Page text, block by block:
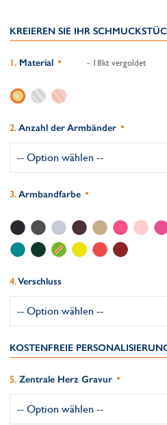
KREIEREN SIE IHR
Material - 18kt vergoldet
Anzahl der Armbänder
Armbandfarbe
Verschluss
KOSTENFREIE
Zentrale Herz Gravur